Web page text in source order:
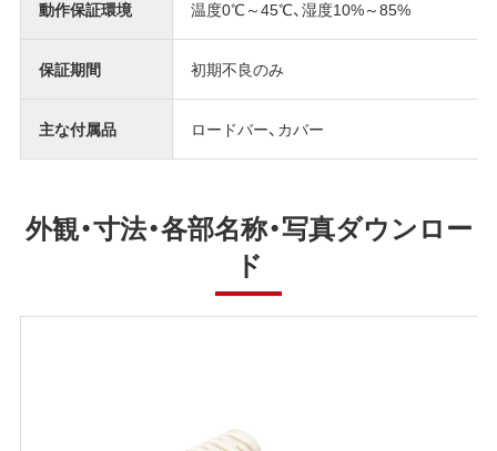
動作保証環境 温度0℃～45℃、湿度10%～85%
保証期間 初期不良のみ
主な付属品 ロードバー、カバー
外観・寸法・各部名称・写真ダウンロー
ド